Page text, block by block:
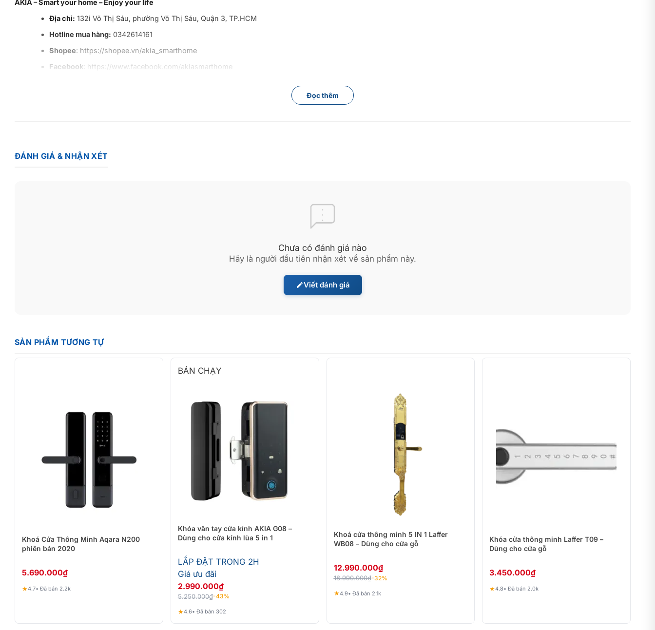
AKIA – Smart your home – Enjoy your life
Địa chỉ: 132i Võ Thị Sáu, phường Võ Thị Sáu, Quận 3, TP.HCM
Hotline mua hàng: 0342614161
Shopee: https://shopee.vn/akia_smarthome
Facebook: https://www.facebook.com/akiasmarthome
Đọc thêm
ĐÁNH GIÁ & NHẬN XÉT
Chưa có đánh giá nào
Hãy là người đầu tiên nhận xét về sản phẩm này.
Viết đánh giá
SẢN PHẨM TƯƠNG TỰ
Khoá Cửa Thông Minh Aqara N200
phiên bản 2020
5.690.000₫
★4.7• Đã bán 2.2k
BÁN CHẠY
Khóa vân tay cửa kính AKIA G08 –
Dùng cho cửa kính lùa 5 in 1
LẮP ĐẶT TRONG 2H
Giá ưu đãi
2.990.000₫
5.250.000₫-43%
★4.6• Đã bán 302
Khoá cửa thông minh 5 IN 1 Laffer
WB08 – Dùng cho cửa gỗ
12.990.000₫
18.990.000₫-32%
★4.9• Đã bán 2.1k
Khóa cửa thông minh Laffer T09 –
Dùng cho cửa gỗ
3.450.000₫
★4.8• Đã bán 2.0k